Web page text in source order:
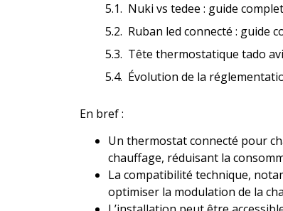
Nuki vs tedee : guide
Ruban led connecté : guide
Tête thermostatique tado
Évolution de la
En bref :
Un thermostat connecté pour
chauffage, réduisant la
La compatibilité technique,
optimiser la modulation de la